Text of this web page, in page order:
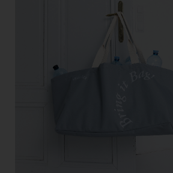
Swiss Life Select